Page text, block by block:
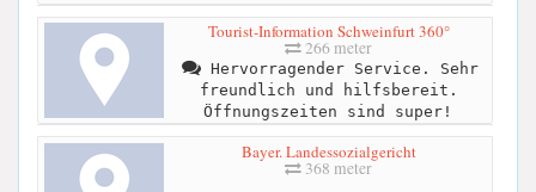
Tourist-Information Schweinfurt 360°
266 meter
Hervorragender Service. Sehr
freundlich und hilfsbereit.
Öffnungszeiten sind super!
Bayer. Landessozialgericht
368 meter